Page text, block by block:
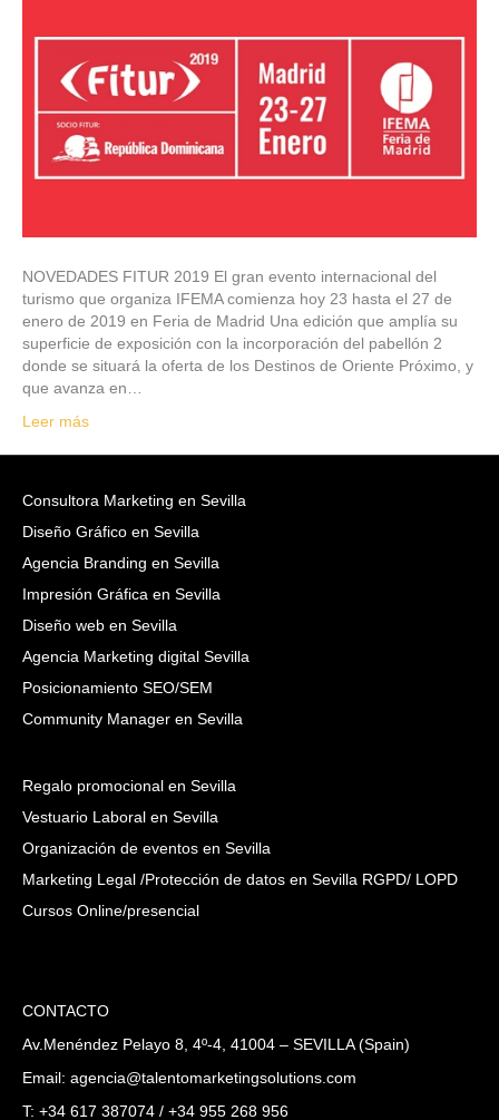
NOVEDADES FITUR 2019 El gran evento internacional del
turismo que organiza IFEMA comienza hoy 23 hasta el 27 de
enero de 2019 en Feria de Madrid Una edición que amplía su
superficie de exposición con la incorporación del pabellón 2
donde se situará la oferta de los Destinos de Oriente Próximo, y
que avanza en…
Leer más
Consultora Marketing en Sevilla
Diseño Gráfico en Sevilla
Agencia Branding en Sevilla
Impresión Gráfica en Sevilla
Diseño web en Sevilla
Agencia Marketing digital Sevilla
Posicionamiento SEO/SEM
Community Manager en Sevilla
Regalo promocional en Sevilla
Vestuario Laboral en Sevilla
Organización de eventos en Sevilla
Marketing Legal /Protección de datos en Sevilla RGPD/ LOPD
Cursos Online/presencial
CONTACTO
Av.Menéndez Pelayo 8, 4º-4, 41004 – SEVILLA (Spain)
Email: agencia@talentomarketingsolutions.com
T: +34 617 387074 / +34 955 268 956